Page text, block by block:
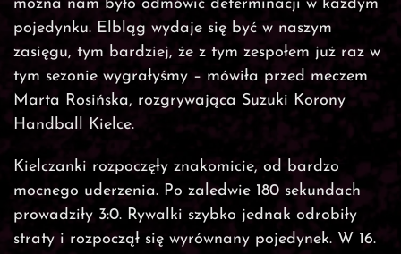
można nam było odmówić determinacji w każdym
pojedynku. Elbląg wydaje się być w naszym
zasięgu, tym bardziej, że z tym zespołem już raz w
tym sezonie wygrałyśmy – mówiła przed meczem
Marta Rosińska, rozgrywająca Suzuki Korony
Handball Kielce.
Kielczanki rozpoczęły znakomicie, od bardzo
mocnego uderzenia. Po zaledwie 180 sekundach
prowadziły 3:0. Rywalki szybko jednak odrobiły
straty i rozpoczął się wyrównany pojedynek. W 16.